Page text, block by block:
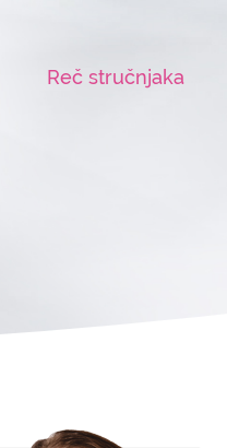
Reč stručnjaka